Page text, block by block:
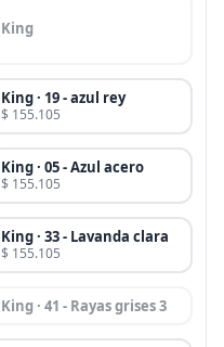
King
King · 19 - azul rey
$ 155.105
King · 05 - Azul acero
$ 155.105
King · 33 - Lavanda clara
$ 155.105
King · 41 - Rayas grises 3